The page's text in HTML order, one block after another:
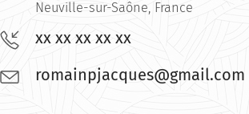
Neuville-sur-Saône, France
xx xx xx xx xx
romainpjacques@gmail.com